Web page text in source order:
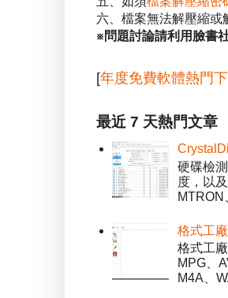
六、檔案無法解壓縮或
※問題討論請利用臉書
[年度免費軟體熱門
最近 7 天熱門文章
硬碟檢
度，以
格式工
格式工
MPG、
M4A、